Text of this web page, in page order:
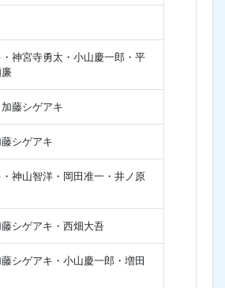
神宮寺勇太・小山慶一郎・平
藤シゲアキ
シゲアキ
神山智洋・岡田准一・井ノ原
シゲアキ・西畑大吾
シゲアキ・小山慶一郎・増田